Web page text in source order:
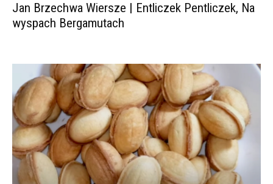
Jan Brzechwa Wiersze | Entliczek Pentliczek, Na
wyspach Bergamutach